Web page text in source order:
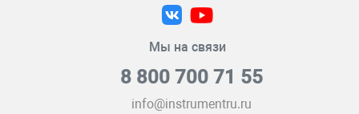
Мы на связи
8 800 700 71 55
info@instrumentru.ru